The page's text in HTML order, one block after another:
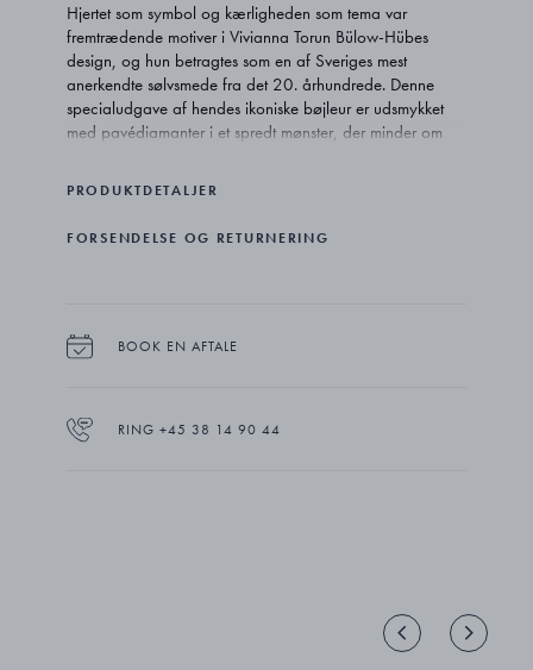
Hjertet som symbol og kærligheden som tema var
fremtrædende motiver i Vivianna Torun Bülow-Hübes
design, og hun betragtes som en af Sveriges mest
anerkendte sølvsmede fra det 20. århundrede. Denne
specialudgave af hendes ikoniske bøjleur er udsmykket
med pavédiamanter i et spredt mønster, der minder om
fineste vis inkorporerer silhuetten af et hjerte.
PRODUKTDETALJER
FORSENDELSE OG RETURNERING
BOOK EN AFTALE
RING +45 38 14 90 44